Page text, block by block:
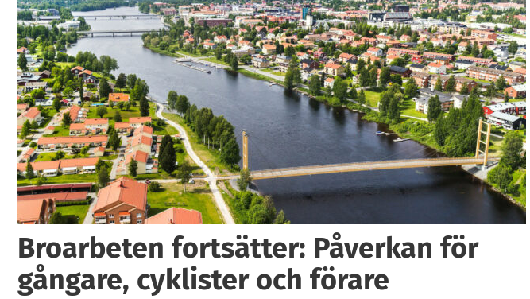
Broarbeten fortsätter: Påverkan för
gångare, cyklister och förare